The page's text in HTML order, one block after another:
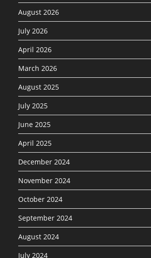
August 2026
July 2026
April 2026
March 2026
August 2025
July 2025
June 2025
April 2025
December 2024
November 2024
October 2024
September 2024
August 2024
July 2024